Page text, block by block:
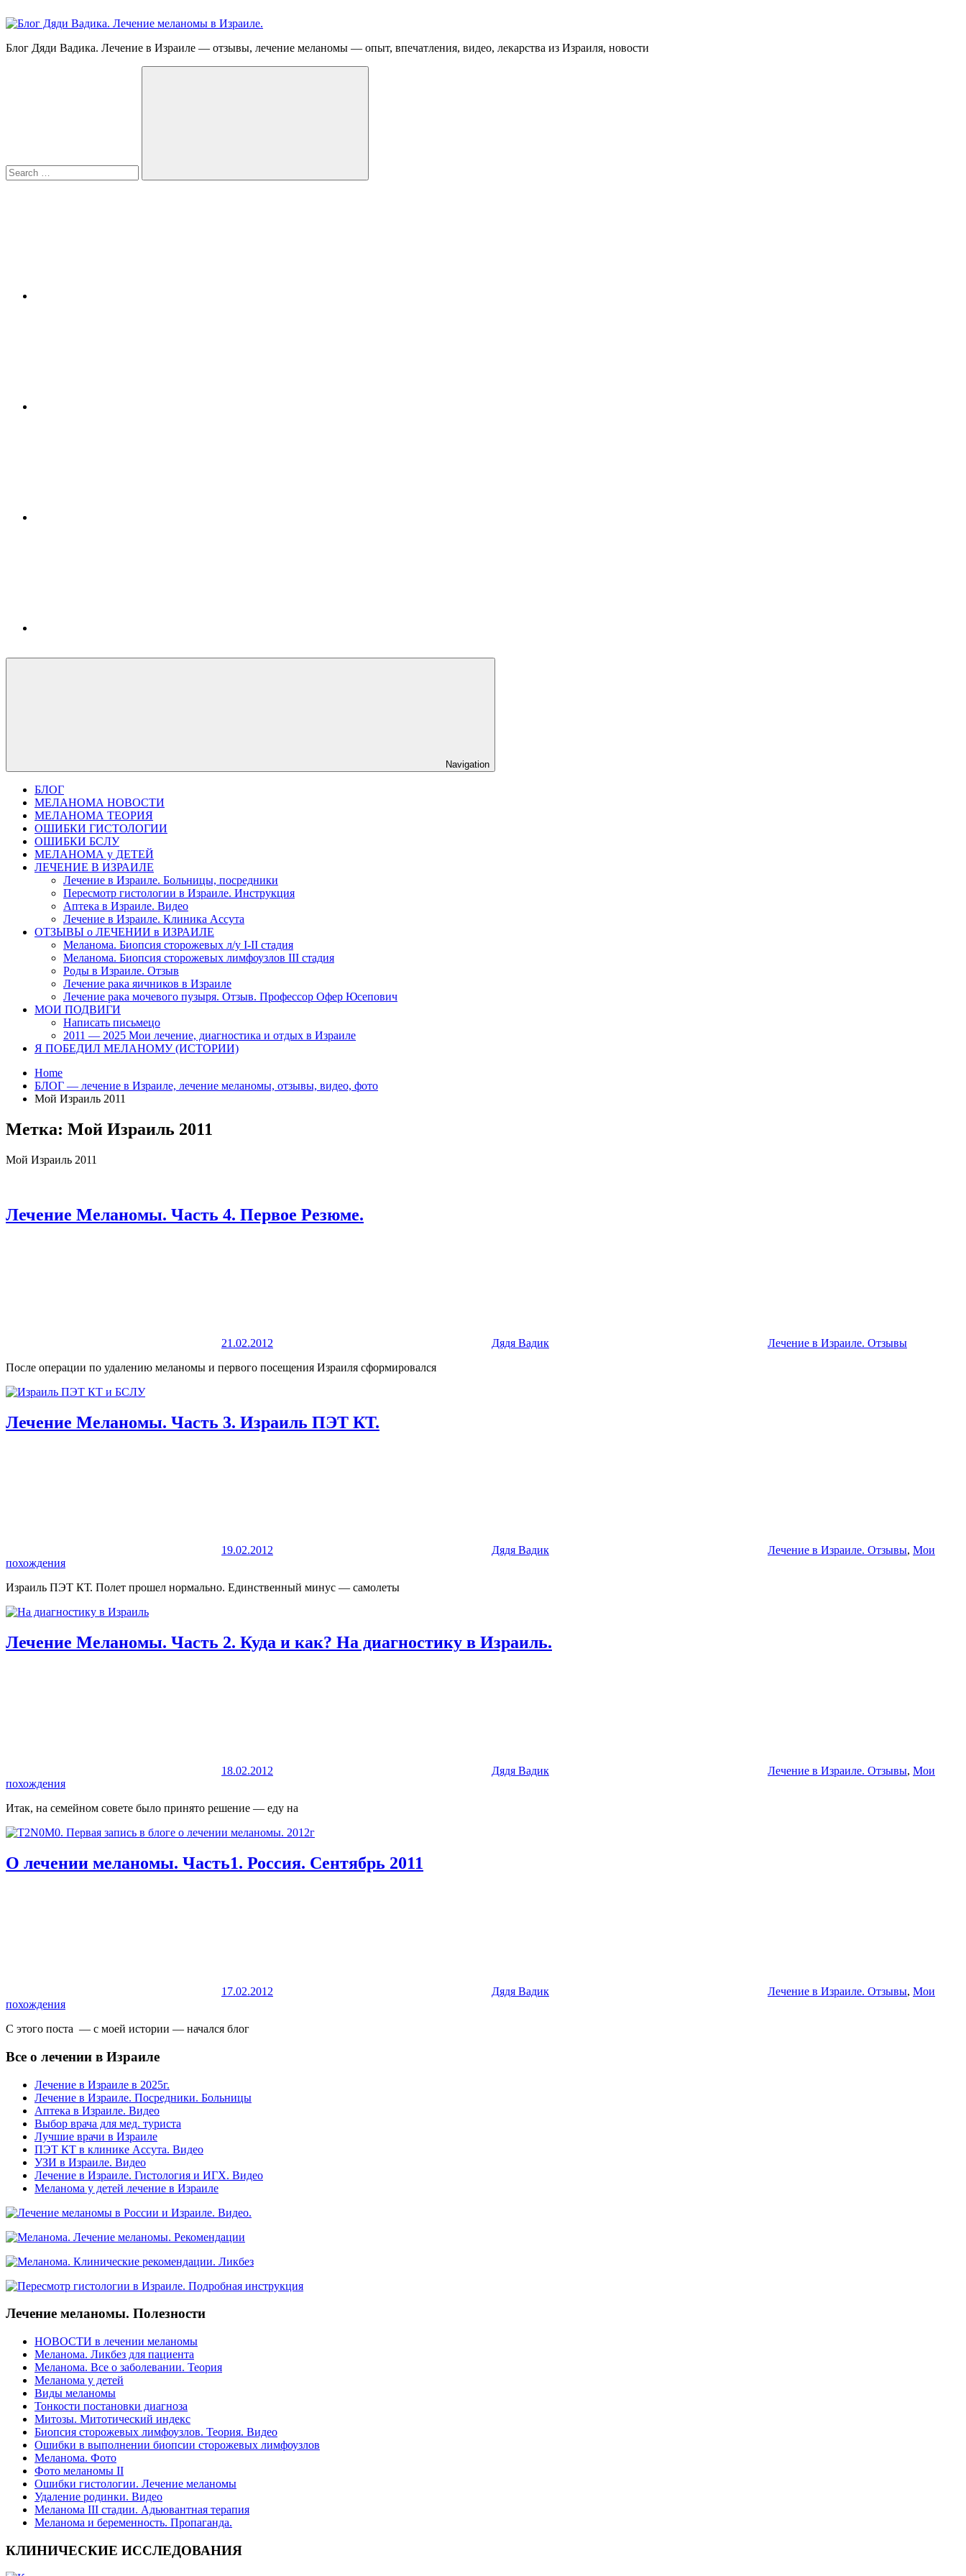
to
Блог
Блог Дяди Вадика. Лечение в Израиле — отзывы, лечение меланомы — опыт, впечатления, видео, лекарства из Израиля, новости
Search
Navigation
БЛОГ
МЕЛАНОМА НОВОСТИ
МЕЛАНОМА ТЕОРИЯ
ОШИБКИ ГИСТОЛОГИИ
ОШИБКИ БСЛУ
МЕЛАНОМА у ДЕТЕЙ
ЛЕЧЕНИЕ В ИЗРАИЛЕ
Лечение в Израиле. Больницы, посредники
Пересмотр гистологии в Израиле. Инструкция
Аптека в Израиле. Видео
Лечение в Израиле. Клиника Ассута
ОТЗЫВЫ о ЛЕЧЕНИИ в ИЗРАИЛЕ
Меланома. Биопсия сторожевых л/у I-II стадия
Меланома. Биопсия сторожевых лимфоузлов III стадия
Роды в Израиле. Отзыв
Лечение рака яичников в Израиле
Лечение рака мочевого пузыря. Отзыв. Профессор Офер Юсепович
МОИ ПОДВИГИ
Написать письмецо
2011 — 2025 Мои лечение, диагностика и отдых в Израиле
Я ПОБЕДИЛ МЕЛАНОМУ (ИСТОРИИ)
Home
БЛОГ — лечение в Израиле, лечение меланомы, отзывы, видео, фото
Мой Израиль 2011
Метка: Мой Израиль 2011
Мой Израиль 2011
Лечение Меланомы. Часть 4. Первое Резюме.
21.02.2012 Дядя Вадик
Лечение в Израиле. Отзывы
После операции по удалению меланомы и первого посещения Израиля сформировался
Лечение Меланомы. Часть 3. Израиль ПЭТ КТ.
19.02.2012 Дядя Вадик Лечение в Израиле. Отзывы, Мои
похождения
Израиль ПЭТ КТ. Полет прошел нормально. Единственный минус — самолеты
Лечение Меланомы. Часть 2. Куда и как? На диагностику в Израиль.
18.02.2012 Дядя Вадик Лечение в Израиле. Отзывы, Мои
похождения
Итак, на семейном совете было принято решение — еду на
О лечении меланомы. Часть1. Россия. Сентябрь 2011
17.02.2012 Дядя Вадик Лечение в Израиле. Отзывы, Мои
похождения
С этого поста — с моей истории — начался блог
Все о лечении в Израиле
Лечение в Израиле в 2025г.
Лечение в Израиле. Посредники. Больницы
Аптека в Израиле. Видео
Выбор врача для мед. туриста
Лучшие врачи в Израиле
ПЭТ КТ в клинике Ассута. Видео
УЗИ в Израиле. Видео
Лечение в Израиле. Гистология и ИГХ. Видео
Меланома у детей лечение в Израиле
Лечение меланомы. Полезности
НОВОСТИ в лечении меланомы
Меланома. Ликбез для пациента
Меланома. Все о заболевании. Теория
Меланома у детей
Виды меланомы
Тонкости постановки диагноза
Митозы. Митотический индекс
Биопсия сторожевых лимфоузлов. Теория. Видео
Ошибки в выполнении биопсии сторожевых лимфоузлов
Меланома. Фото
Фото меланомы II
Ошибки гистологии. Лечение меланомы
Удаление родинки. Видео
Меланома III стадии. Адьювантная терапия
Меланома и беременность. Пропаганда.
КЛИНИЧЕСКИЕ ИССЛЕДОВАНИЯ